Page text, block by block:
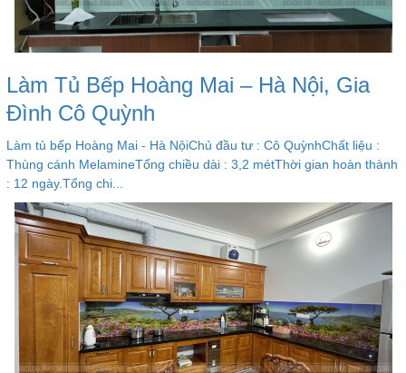
Làm Tủ Bếp Hoàng Mai – Hà Nội, Gia
Đình Cô Quỳnh
Làm tủ bếp Hoàng Mai - Hà NộiChủ đầu tư : Cô QuỳnhChất liệu :
Thùng cánh MelamineTổng chiều dài : 3,2 métThời gian hoàn thành
: 12 ngày.Tổng chi...